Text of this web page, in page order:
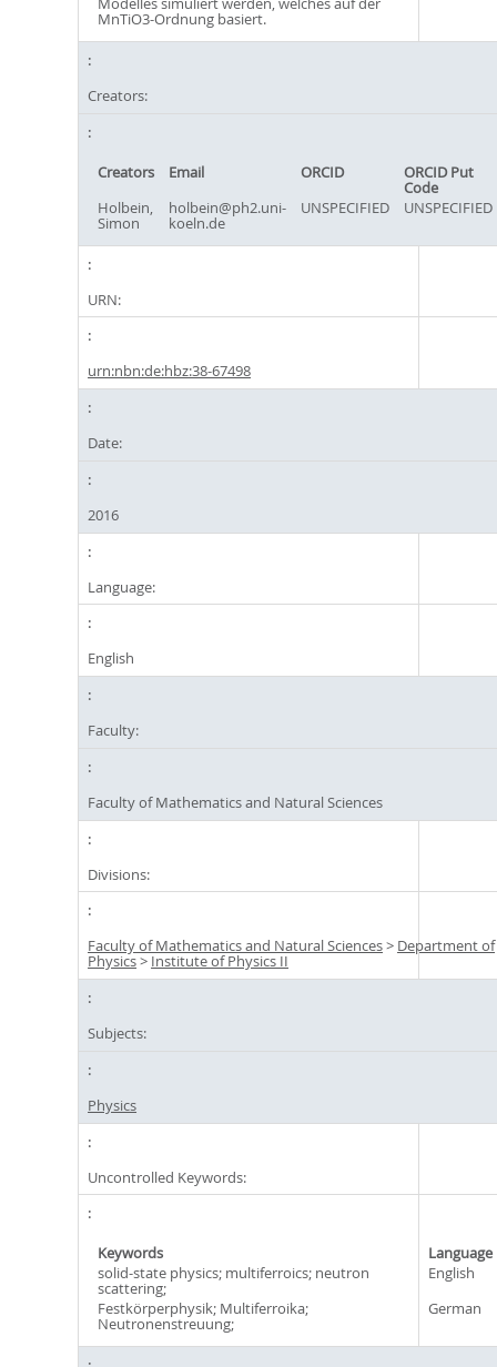
MnTiO3-Ordnung basiert.
Creators:
Creators Email ORCID ORCID Put
Code
Holbein,
Simon
holbein@ph2.uni-
koeln.de
UNSPECIFIED UNSPECIFIED
URN:
urn:nbn:de:hbz:38-67498
Date:
2016
Language:
English
Faculty:
Faculty of Mathematics and Natural Sciences
Divisions:
Faculty of Mathematics and Natural Sciences> Department of
Physics> Institute of Physics II
Subjects:
Physics
Uncontrolled Keywords:
Keywords
Language
solid-state physics; multiferroics; neutron
scattering;
English
Festkörperphysik; Multiferroika;
Neutronenstreuung;
German